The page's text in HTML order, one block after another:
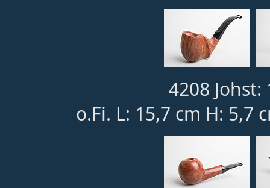
4208 Johst:
o.Fi. L: 15,7 cm H: 5,7